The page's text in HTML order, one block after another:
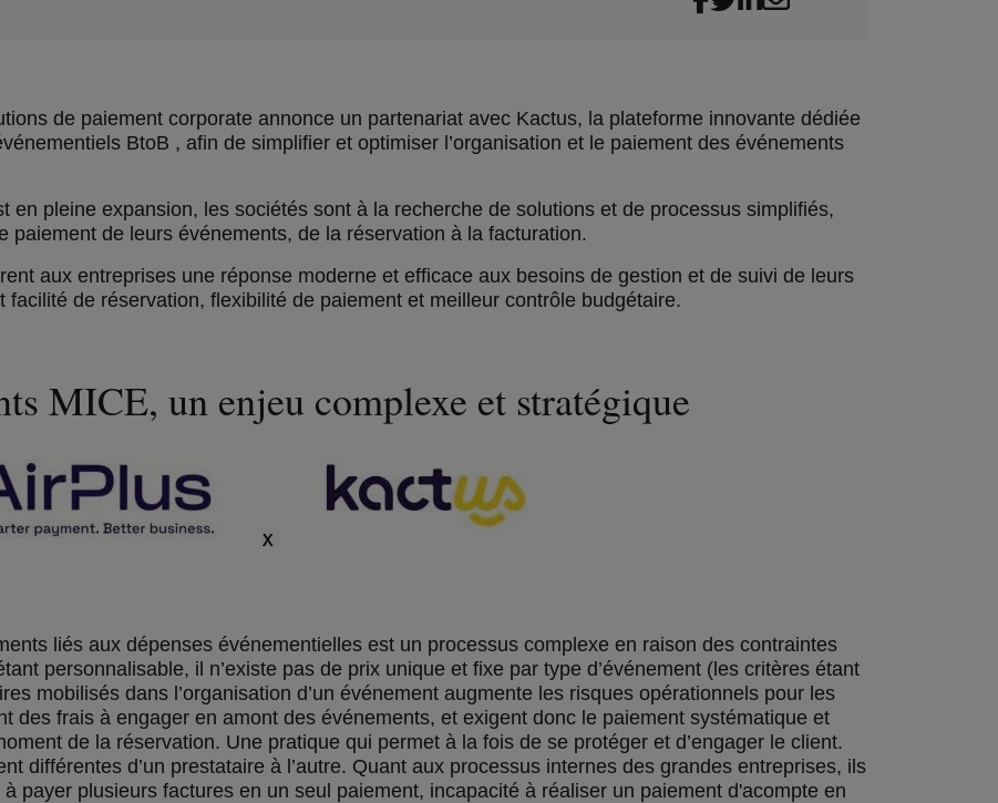
de paiement corporate annonce un partenariat avec Kactus, la plateforme innovante dédiée
BtoB , afin de simplifier et optimiser l’organisation et le paiement des événements
en pleine expansion, les sociétés sont à la recherche de solutions et de processus simplifiés,
paiement de leurs événements, de la réservation à la facturation.
aux entreprises une réponse moderne et efficace aux besoins de gestion et de suivi de leurs
de réservation, flexibilité de paiement et meilleur contrôle budgétaire.
MICE, un enjeu complexe et stratégique
liés aux dépenses événementielles est un processus complexe en raison des contraintes
personnalisable, il n’existe pas de prix unique et fixe par type d’événement (les critères étant
mobilisés dans l’organisation d’un événement augmente les risques opérationnels pour les
des frais à engager en amont des événements, et exigent donc le paiement systématique et
de la réservation. Une pratique qui permet à la fois de se protéger et d’engager le client.
différentes d’un prestataire à l’autre. Quant aux processus internes des grandes entreprises, ils
payer plusieurs factures en un seul paiement, incapacité à réaliser un paiement d'acompte en